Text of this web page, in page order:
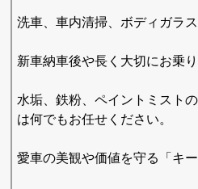
洗車、車内清掃、ボディガラ
新車納車後や長く大切にお乗
水垢、鉄粉、ペイントミスト
は何でもお任せください。
愛車の美観や価値を守る「キ